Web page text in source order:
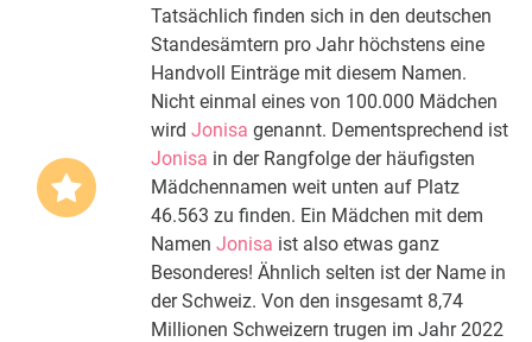
Tatsächlich finden sich in den deutschen
Standesämtern pro Jahr höchstens eine
Handvoll Einträge mit diesem Namen.
Nicht einmal eines von 100.000 Mädchen
wird Jonisa genannt. Dementsprechend ist
Jonisa in der Rangfolge der häufigsten
Mädchennamen weit unten auf Platz
46.563 zu finden. Ein Mädchen mit dem
Namen Jonisa ist also etwas ganz
Besonderes! Ähnlich selten ist der Name in
der Schweiz. Von den insgesamt 8,74
Millionen Schweizern trugen im Jahr 2022